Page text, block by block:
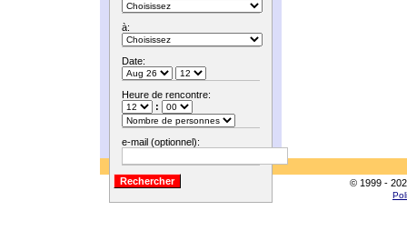
à:
Date:
Heure de rencontre:
:
e-mail (optionnel):
© 1999 -